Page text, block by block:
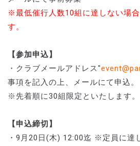
※最低催行人数10組に達しない場
す。
【参加申込】
・クラブメールアドレス"
事項を記入の上、メールにて申込。
※先着順に30組限定といたします。
【申込締切】
・9月20日(木) 12:00迄 ※定員に達